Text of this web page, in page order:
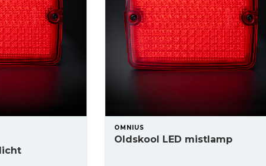
OMNIUS
Oldskool LED mistlamp